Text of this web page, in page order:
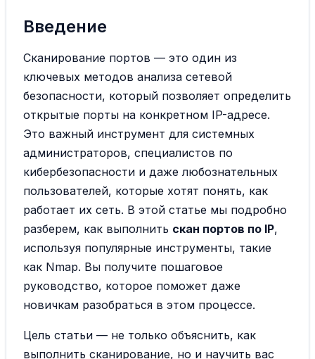
Введение
Сканирование портов — это один из
ключевых методов анализа сетевой
безопасности, который позволяет определить
открытые порты на конкретном IP-адресе.
Это важный инструмент для системных
администраторов, специалистов по
кибербезопасности и даже любознательных
пользователей, которые хотят понять, как
работает их сеть. В этой статье мы подробно
разберем, как выполнить скан портов по IP,
используя популярные инструменты, такие
как Nmap. Вы получите пошаговое
руководство, которое поможет даже
новичкам разобраться в этом процессе.
Цель статьи — не только объяснить, как
выполнить сканирование, но и научить вас